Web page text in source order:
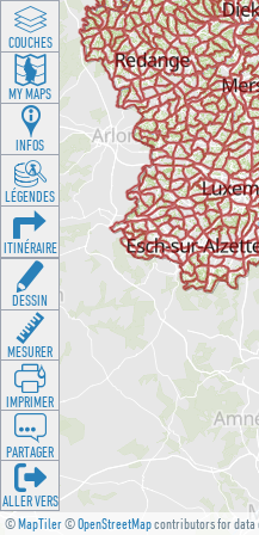
©MapTiler©OpenStreetMapcontributors for data
COUCHES
MY MAPS
INFOS
LÉGENDES
ITINÉRAIRE
DESSIN
MESURER
IMPRIMER
PARTAGER
ALLER VERS